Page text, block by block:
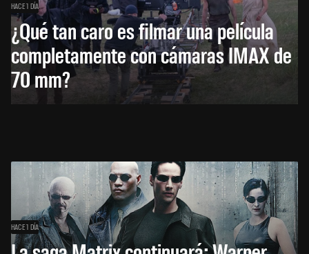
HACE 1 DÍA
¿Qué tan caro es filmar una película
completamente con cámaras IMAX de
70 mm?
HACE 1 DÍA